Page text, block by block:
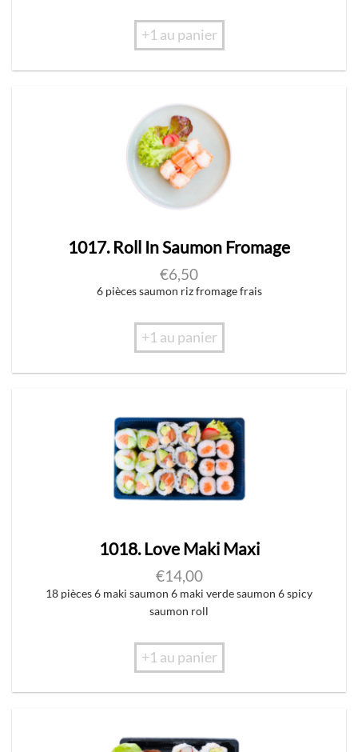
+1 au panier
1017. Roll In Saumon Fromage
€6,50
6 pièces saumon riz fromage frais
+1 au panier
1018. Love Maki Maxi
€14,00
18 pièces 6 maki saumon 6 maki verde saumon 6 spicy
saumon roll
+1 au panier